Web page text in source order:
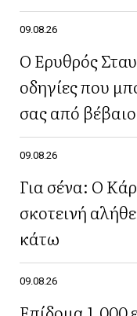
09.08.26
Ο Ερυθρός
οδηγίες που
σας από
09.08.26
Για σένα: Ο
σκοτεινή
κάτω
09.08.26